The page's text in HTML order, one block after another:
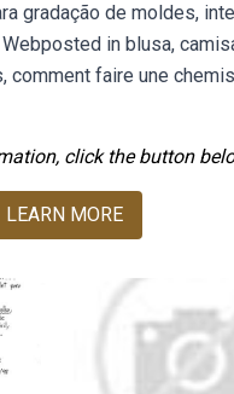
gradação de moldes,
in blusa,
faire une
click the button
LEARN MORE